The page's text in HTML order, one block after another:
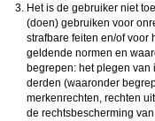
Het is de gebruiker niet
(doen) gebruiken voor
strafbare feiten en/of voor
geldende normen en
begrepen: het plegen
derden (waaronder
merkenrechten, rechten
de rechtsbescherming